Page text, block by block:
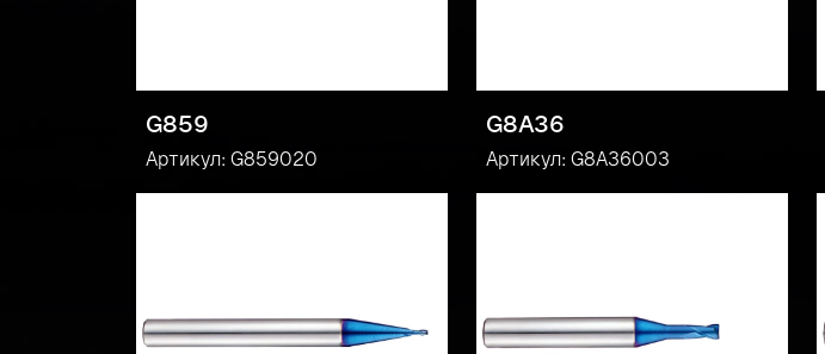
G859
Артикул: G859020
G8A36
Артикул: G8A36003